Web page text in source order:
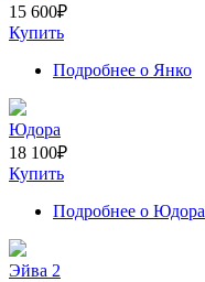
15 600₽
Купить
Подробнее о Янко
Юдора
18 100₽
Купить
Подробнее о Юдора
Эйва 2